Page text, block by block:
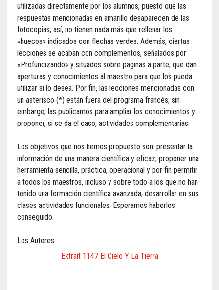
utilizadas directamente por los alumnos, puesto que las
respuestas mencionadas en amarillo desaparecen de las
fotocopias; así, no tienen nada más que rellenar los
«huecos» indicados con flechas verdes. Además, ciertas
lecciones se acaban con complementos, señalados por
«Profundizando» y situados sobre páginas a parte, que dan
aperturas y conocimientos al maestro para que los pueda
utilizar si lo desea. Por fin, las lecciones mencionadas con
un asterisco (*) están fuera del programa francés; sin
embargo, las publicamos para ampliar los conocimientos y
proponer, si se da el caso, actividades complementarias.
Los objetivos que nos hemos propuesto son: presentar la
información de una manera científica y eficaz; proponer una
herramienta sencilla, práctica, operacional y por fin permitir
a todos los maestros, incluso y sobre todo a los que no han
tenido una formación científica avanzada, desarrollar en sus
clases actividades funcionales. Esperamos haberlos
conseguido.
Los Autores
Extrait 1147 El Cielo Y La Tierra